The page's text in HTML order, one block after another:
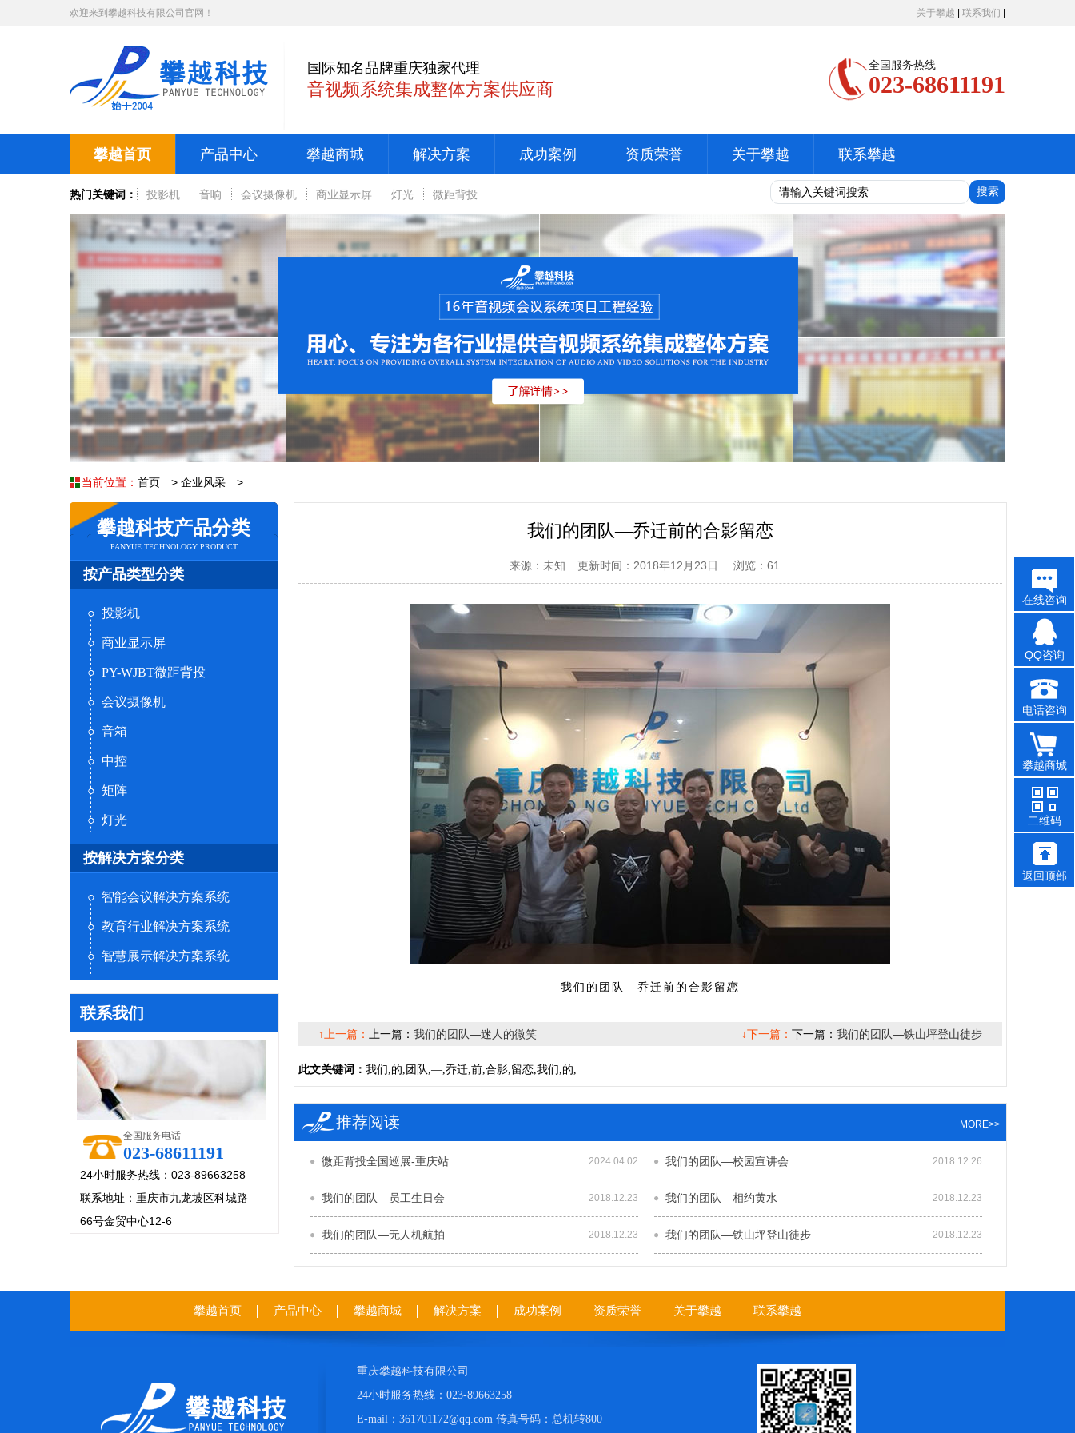
欢迎来到攀越科技有限公司官网！ 关于攀越 联系我们
国际知名品牌重庆独家代理
音视频系统集成整体方案供应商
全国服务热线
023-68611191
攀越首页 产品中心 攀越商城 解决方案 成功案例 资质荣誉 关于攀越 联系攀越
热门关键词： 投影机 音响 会议摄像机 商业显示屏 灯光 微距背投
当前位置： 首页 > 企业风采 >
我们的团队—乔迁前的合影留恋
来源：未知 更新时间：2018年12月23日 浏览：61
我们的团队—乔迁前的合影留恋
↑上一篇： 上一篇： 我们的团队—迷人的微笑 ↓下一篇： 下一篇： 我们的团队—铁山坪登山徒步
此文关键词： 我们,的,团队,—,乔迁,前,合影,留恋,我们,的,
推荐阅读 MORE>>
微距背投全国巡展-重庆站 2024.04.02 我们的团队—校园宣讲会 2018.12.26
我们的团队—员工生日会 2018.12.23 我们的团队—相约黄水 2018.12.23
我们的团队—无人机航拍 2018.12.23 我们的团队—铁山坪登山徒步 2018.12.23
攀越科技产品分类
PANYUE TECHNOLOGY PRODUCT
按产品类型分类
投影机
商业显示屏
PY-WJBT微距背投
会议摄像机
音箱
中控
矩阵
灯光
按解决方案分类
智能会议解决方案系统
教育行业解决方案系统
智慧展示解决方案系统
联系我们
全国服务电话
023-68611191
24小时服务热线：023-89663258
联系地址：重庆市九龙坡区科城路
66号金贸中心12-6
攀越首页 产品中心 攀越商城 解决方案 成功案例 资质荣誉 关于攀越 联系攀越
重庆攀越科技有限公司
24小时服务热线：023-89663258
E-mail：361701172@qq.com 传真号码：总机转800
在线咨询
QQ咨询
电话咨询
攀越商城
二维码
返回顶部